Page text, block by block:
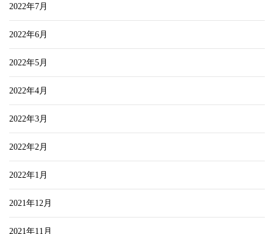
2022年7月
2022年6月
2022年5月
2022年4月
2022年3月
2022年2月
2022年1月
2021年12月
2021年11月